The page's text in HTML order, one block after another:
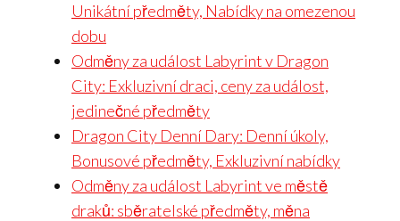
Unikátní předměty, Nabídky na omezenou
dobu
Odměny za událost Labyrint v Dragon
City: Exkluzivní draci, ceny za událost,
jedinečné předměty
Dragon City Denní Dary: Denní úkoly,
Bonusové předměty, Exkluzivní nabídky
Odměny za událost Labyrint ve městě
draků: sběratelské předměty, měna